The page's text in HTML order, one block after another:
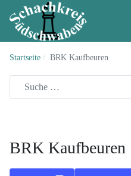
Startseite BRK Kaufbeuren
BRK Kaufbeuren